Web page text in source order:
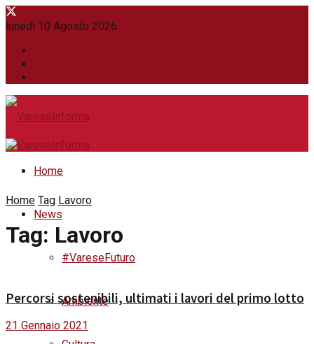
lunedì 10 Agosto 2026
Home
News
#VareseFuturo
Ambiente
Home Tag Lavoro
Tag: Lavoro
Percorsi sostenibili, ultimati i lavori del primo lotto
21 Gennaio 2021